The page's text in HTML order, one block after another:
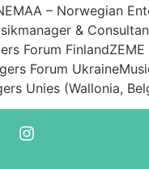
– Norwegian
&
Forum
Forum
Unies (Wallonia,